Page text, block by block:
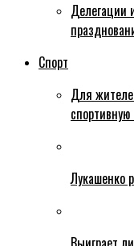
Делегации
Спорт
Для
Лукашенко